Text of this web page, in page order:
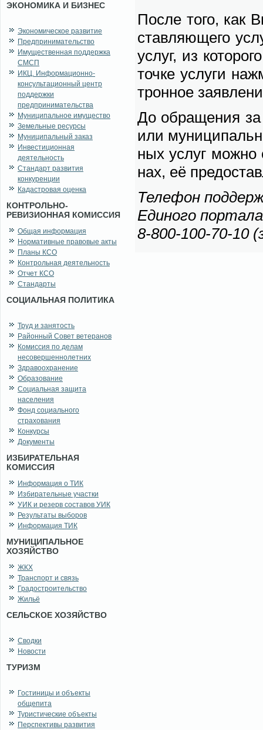
ЭКОНОМИКА И БИЗНЕС
Экономическое развитие
Предпринимательство
Имущественная поддержка
СМСП
ИКЦ. Информационно-
консультационный центр
поддержки
предпринимательства
Муниципальное имущество
Земельные ресурсы
Муниципальный заказ
Инвестиционная
деятельность
Стандарт развития
конкуренции
Кадастровая оценка
КОНТРОЛЬНО-
РЕВИЗИОННАЯ КОМИССИЯ
Общая информация
Нормативные правовые акты
Планы КСО
Контрольная деятельность
Отчет КСО
Стандарты
СОЦИАЛЬНАЯ ПОЛИТИКА
Труд и занятость
Районный Совет ветеранов
Комиссия по делам
несовершеннолетних
Здравоохранение
Образование
Социальная защита
населения
Фонд социального
страхования
Конкурсы
Документы
ИЗБИРАТЕЛЬНАЯ
КОМИССИЯ
Информация о ТИК
Избирательные участки
УИК и резерв составов УИК
Результаты выборов
Информация ТИК
МУНИЦИПАЛЬНОЕ
ХОЗЯЙСТВО
ЖКХ
Транспорт и связь
Градостроительство
Жильё
СЕЛЬСКОЕ ХОЗЯЙСТВО
Сводки
Новости
ТУРИЗМ
Гостиницы и объекты
общепита
Туристические объекты
Перспективы развития
По­сле то­го, как
став­ля­ю­ще­го
услуг, из
точ­ке услу­ги
трон­ное
До об­ра­ще­ния за
или
ных услуг
нах, её
Те­ле­фон
Еди­но­го
8-800-100-70-10